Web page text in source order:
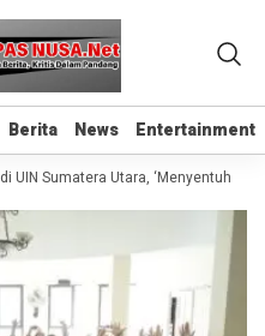
Berita News Entertainment
Berita News Entertainment
Sumatera Utara, ‘Menyentuh Hati